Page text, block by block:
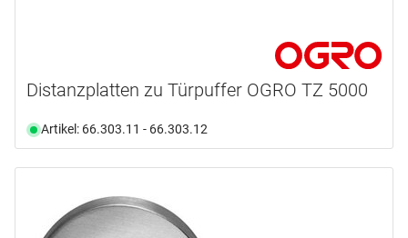
Distanzplatten zu Türpuffer OGRO TZ 5000
Artikel: 66.303.11 - 66.303.12